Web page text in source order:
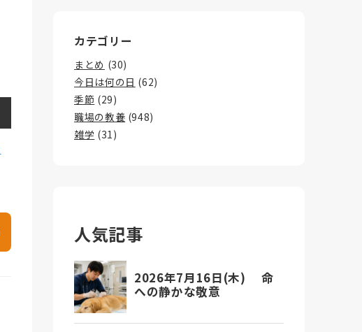
カテゴリー
まとめ (30)
今日は何の日 (62)
季節 (29)
職場の教養 (948)
雑学 (31)
人気記事